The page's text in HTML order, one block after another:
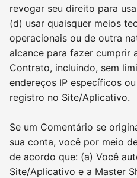
revogar seu direito para
(d) usar quaisquer meios
operacionais ou de outra
alcance para fazer cumprir
Contrato, incluindo, sem
endereços IP específicos
registro no Site/Aplicativo.
Se um Comentário se
sua conta, você por meio
de acordo que: (a) Você
Site/Aplicativo e a Master